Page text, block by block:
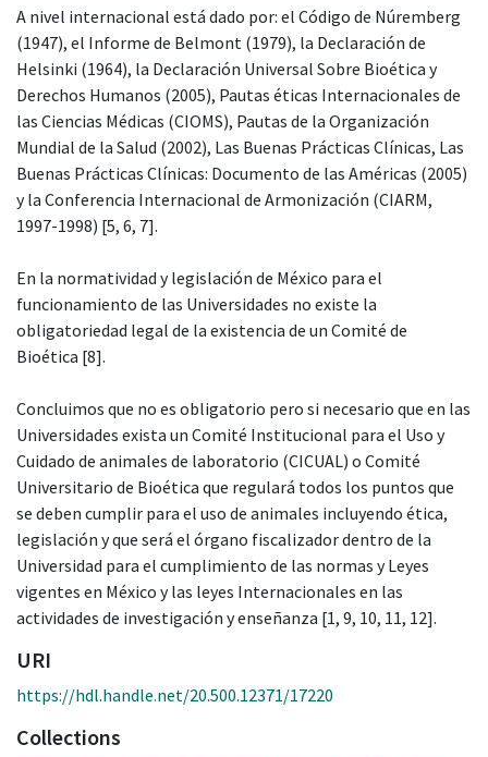
A nivel internacional está dado por: el Código de Núremberg
(1947), el Informe de Belmont (1979), la Declaración de
Helsinki (1964), la Declaración Universal Sobre Bioética y
Derechos Humanos (2005), Pautas éticas Internacionales de
las Ciencias Médicas (CIOMS), Pautas de la Organización
Mundial de la Salud (2002), Las Buenas Prácticas Clínicas, Las
Buenas Prácticas Clínicas: Documento de las Américas (2005)
y la Conferencia Internacional de Armonización (CIARM,
1997-1998) [5, 6, 7].
En la normatividad y legislación de México para el
funcionamiento de las Universidades no existe la
obligatoriedad legal de la existencia de un Comité de
Bioética [8].
Concluimos que no es obligatorio pero si necesario que en las
Universidades exista un Comité Institucional para el Uso y
Cuidado de animales de laboratorio (CICUAL) o Comité
Universitario de Bioética que regulará todos los puntos que
se deben cumplir para el uso de animales incluyendo ética,
legislación y que será el órgano fiscalizador dentro de la
Universidad para el cumplimiento de las normas y Leyes
vigentes en México y las leyes Internacionales en las
actividades de investigación y enseñanza [1, 9, 10, 11, 12].
URI
https://hdl.handle.net/20.500.12371/17220
Collections